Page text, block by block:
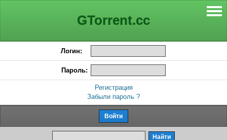
GTorrent.cc
Логин:
Пароль:
Регистрация
Забыли пароль ?